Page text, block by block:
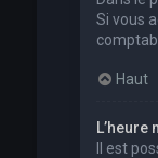
Si vous
Haut
L’heure
Il est